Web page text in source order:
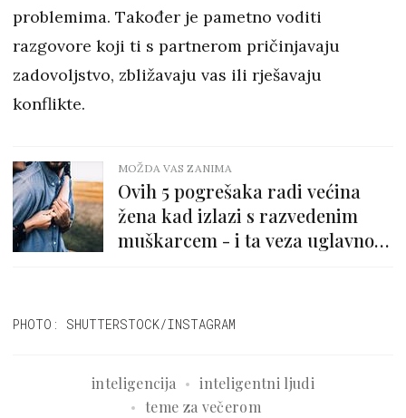
problemima. Također je pametno voditi
razgovore koji ti s partnerom pričinjavaju
zadovoljstvo, zbližavaju vas ili rješavaju
konflikte.
MOŽDA VAS ZANIMA
Ovih 5 pogrešaka radi većina
žena kad izlazi s razvedenim
muškarcem - i ta veza uglavnom
PHOTO: SHUTTERSTOCK/INSTAGRAM
inteligencija
inteligentni ljudi
teme za večerom